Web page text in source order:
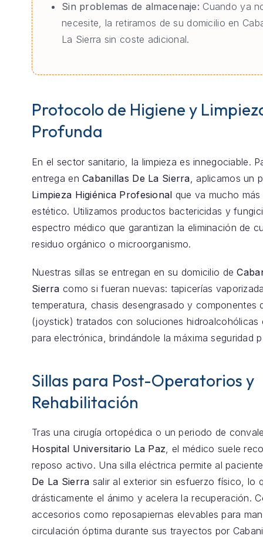
Sin problemas de almacenaje: Cuando ya
necesite, la retiramos de su domicilio en
La Sierra sin coste adicional.
Protocolo de Higiene y
Profunda
En el sector sanitario, la limpieza es innegociable.
entrega enCabanillas De La Sierra , aplicamos un
Limpieza Higiénica Profesional que va mucho
estético. Utilizamos productos bactericidas y
espectro médico que garantizan la eliminación de
residuo orgánico o microorganismo.
Nuestras sillas se entregan en su domicilio de
Sierra como si fueran nuevas: tapicerías
temperatura, chasis desengrasado y componentes
(joystick) tratados con soluciones hidroalcohólicas
para electrónica, brindándole la máxima seguridad
Sillas para Post-Operatorios y
Rehabilitación
Tras una cirugía ortopédica o un periodo de
Hospital Universitario La Paz, el médico suele
reposo activo. Una silla eléctrica permite al
De La Sierra salir al exterior sin esfuerzo físico, lo
drásticamente el ánimo y acelera la recuperación.
accesorios como reposapiernas elevables para
circulación óptima durante sus trayectos por